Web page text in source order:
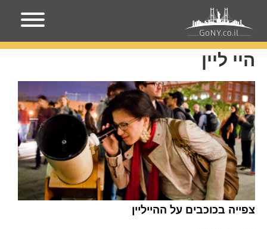
עמוד הבית היי ליין
היי ליין
צפייה בכוכבים על ההייליין